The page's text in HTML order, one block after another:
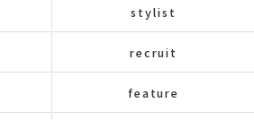
stylist
recruit
feature